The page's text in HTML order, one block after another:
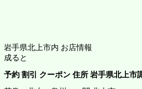
岩手県北上市内 お店情報
成ると
予約 割引 クーポン 住所 岩手県北上市